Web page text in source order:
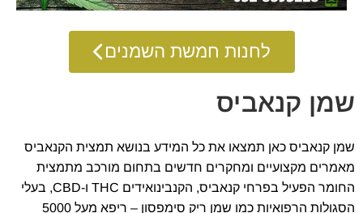
לחנות חמשת השמנים
שמן קנאביס
שמן קנאביס כאן תמצאו את כל המידע בנושא תמצית הקנאביס
מאמרים מקצועיים ומחקרים חדשים בתחום מורכב מתמצית
החומר הפעיל בפרחי קנאביס, הקנבינואידים THC ו-CBD, בעלי
הסגולות הרפואיות כמו שמן ריק סימפסון – ריפא מעל 5000